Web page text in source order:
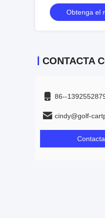
precedente LED
Obtenga el
86--
cindy@golf-